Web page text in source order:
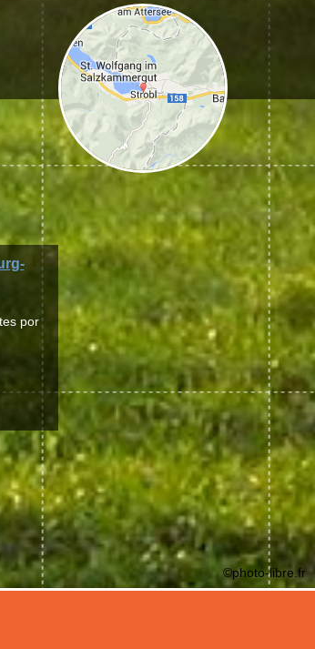
por
©photo-libre.fr